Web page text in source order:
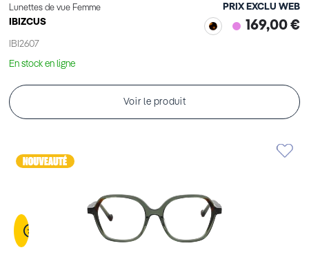
Lunettes de vue Femme
IBIZCUS
IBI2607
PRIX EXCLU WEB
169,00 €
En stock en ligne
Voir le produit